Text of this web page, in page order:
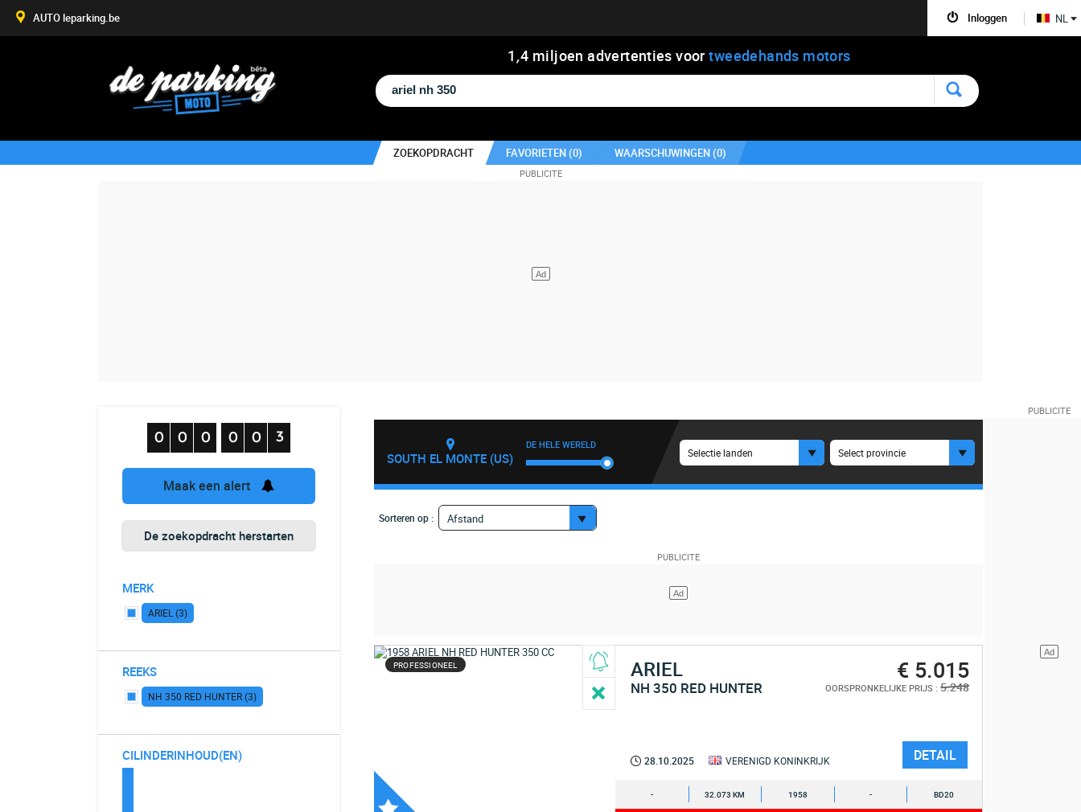
1 ,4 miljoen advertenties voortweedehands motors
ZOEKOPDRACHT FAVORIETEN (0) WAARSCHUWINGEN (0)
Maak een alert
De zoekopdracht herstarten
MERK
ARIEL (3)
REEKS
NH 350 RED HUNTER (3)
CILINDERINHOUD(EN)
SOUTH EL MONTE (US)
DE HELE WERELD
Selectie landen Select provincie
Sorteren op : Afstand
PROFESSIONEEL ARIEL
NH 350 RED HUNTER
€ 5.015
OORSPRONKELIJKE PRIJS : 5.248
28.10.2025 VERENIGD KONINKRIJK DETAIL
- 32.073 KM 1958 - BD20
Inloggen
AUTO leparking.be NL